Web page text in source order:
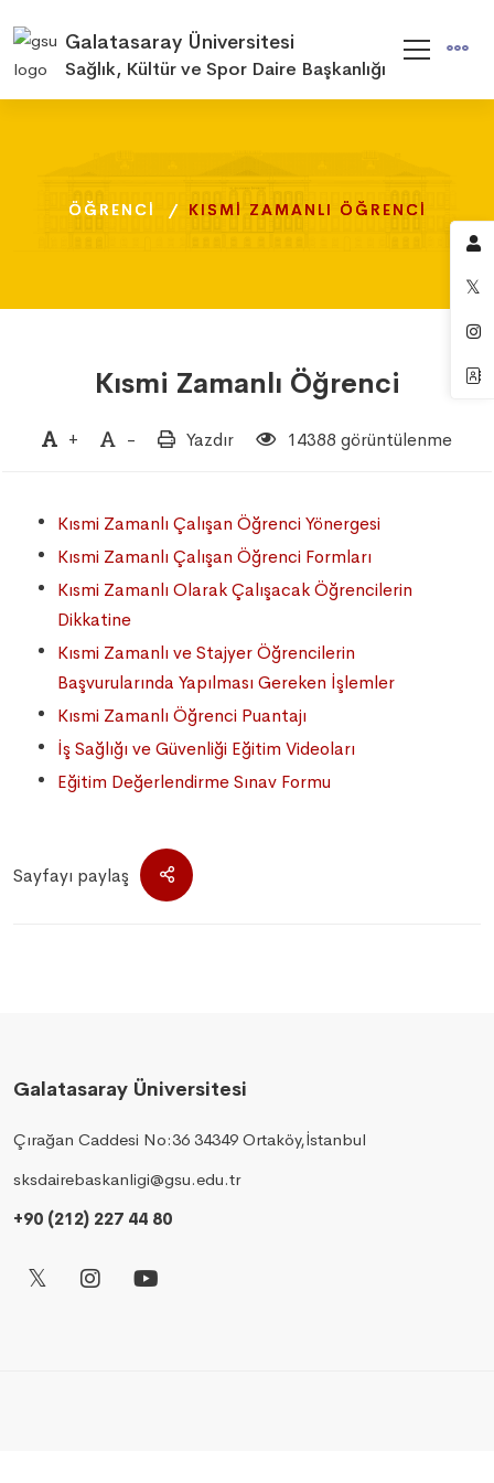
Galatasaray Üniversitesi
Sağlık, Kültür ve Spor Daire Başkanlığı
ÖĞRENCI KISMI ZAMANLI ÖĞRENCI
ÖĞRENCI KISMI ZAMANLI ÖĞRENCI
ÖĞRENCI KISMI ZAMANLI ÖĞRENCI
Kısmi Zamanlı Öğrenci
+ - Yazdır 14388 görüntülenme
Kısmi Zamanlı Çalışan Öğrenci Yönergesi
Kısmi Zamanlı Çalışan Öğrenci Formları
Kısmi Zamanlı Olarak Çalışacak Öğrencilerin
Dikkatine
Kısmi Zamanlı ve Stajyer Öğrencilerin
Başvurularında Yapılması Gereken İşlemler
Kısmi Zamanlı Öğrenci Puantajı
İş Sağlığı ve Güvenliği Eğitim Videoları
Eğitim Değerlendirme Sınav Formu
Sayfayı paylaş
Galatasaray Üniversitesi
Çırağan Caddesi No:36 34349 Ortaköy,İstanbul
sksdairebaskanligi@gsu.edu.tr
+90 (212) 227 44 80